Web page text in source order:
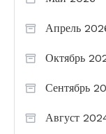
Апрель
Октябрь
Сентябрь
Август